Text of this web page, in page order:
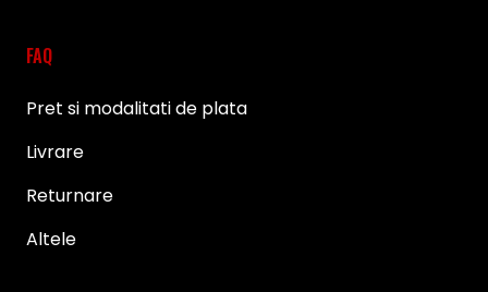
FAQ
Pret si modalitati de plata
Livrare
Returnare
Altele